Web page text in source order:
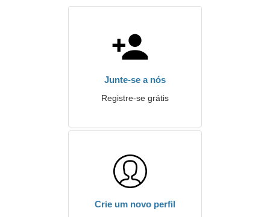
Junte-se a nós
Registre-se grátis
Crie um novo perfil